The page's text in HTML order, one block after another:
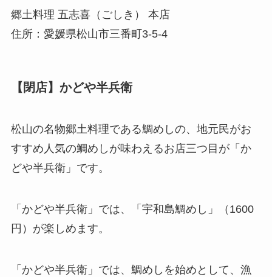
郷土料理 五志喜（ごしき） 本店
住所：愛媛県松山市三番町3-5-4
【閉店】かどや半兵衛
松山の名物郷土料理である鯛めしの、地元民がお
すすめ人気の鯛めしが味わえるお店三つ目が「か
どや半兵衛」です。
「かどや半兵衛」では、「宇和島鯛めし」（1600
円）が楽しめます。
「かどや半兵衛」では、鯛めしを始めとして、漁